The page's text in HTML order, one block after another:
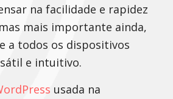
na facilidade e rapidez
mais importante ainda,
a todos os dispositivos
e intuitivo.
usada na